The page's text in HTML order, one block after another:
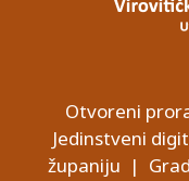
Otvoreni
Jedinstveni
županiju |